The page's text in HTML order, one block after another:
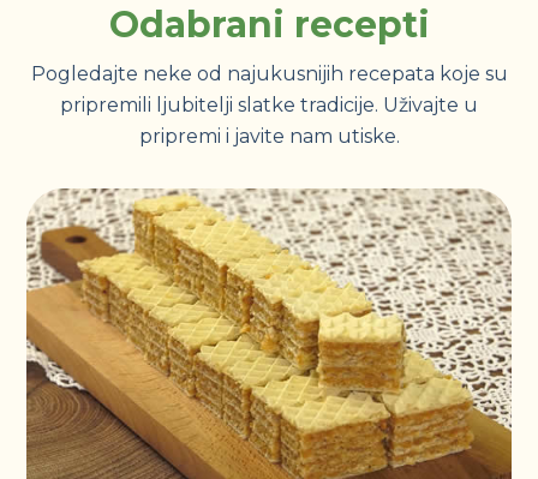
Odabrani recepti
Pogledajte neke od najukusnijih recepata koje su
pripremili ljubitelji slatke tradicije. Uživajte u
pripremi i javite nam utiske.